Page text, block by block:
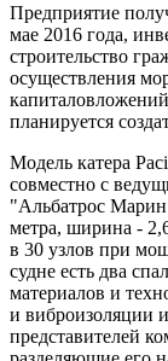
Предприятие
мае 2016 года,
строительство
осуществления
планируется
Модель катера
совместно с
"Альбатрос Марин
метра, ширина -
в 30 узлов при
судне есть два
материалов и
и виброизоляции
представителей